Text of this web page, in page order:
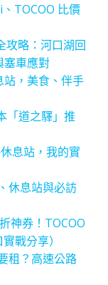
TOCOO 比價
攻略：河口湖回
塞車應對
，美食、伴手
「道之驛」推
息站，我的實
休息站與必訪
神券！TOCOO
戰分享）
租？高速公路